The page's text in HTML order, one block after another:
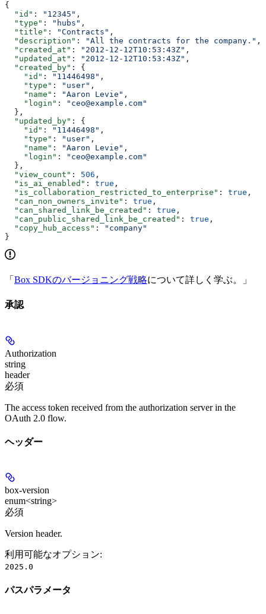
{
  "id"
: "12345" ,
  "type"
: "hubs" ,
  "title"
: "Contracts" ,
  "description"
: "All the contracts for the company." ,
  "created_at"
: "2012-12-12T10:53:43Z" ,
  "updated_at"
: "2012-12-12T10:53:43Z" ,
  "created_by"
: {
    "id"
: "11446498" ,
    "type"
: "user" ,
    "name"
: "Aaron Levie" ,
    "login"
:
"ceo@example.com"
  },
  "updated_by"
: {
    "id"
: "11446498" ,
    "type"
: "user" ,
    "name"
: "Aaron Levie" ,
    "login"
:
"ceo@example.com"
  },
  "view_count"
: 506 ,
  "is_ai_enabled"
: true ,
  "is_collaboration_restricted_to_enterprise"
: true ,
  "can_non_owners_invite"
: true ,
  "can_shared_link_be_created"
: true ,
  "can_public_shared_link_be_created"
: true ,
  "copy_hub_access"
:
"company"
}
「 Box SDKのバージョニング戦略について詳しく学ぶ。」
承認
Authorization
string
header
必須
The access token received from the authorization server in the
OAuth 2.0 flow.
ヘッダー
box-version
enum<string>
必須
Version header.
利用可能なオプション:
2025.0
パスパラメータ